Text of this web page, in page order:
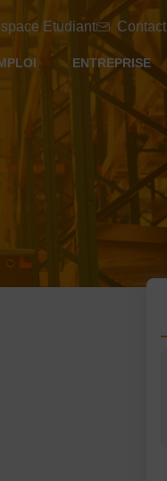
Etudiant Contact
ENTREPRISE